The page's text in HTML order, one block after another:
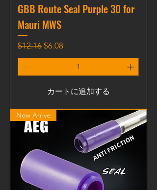
GBB Route Seal Purple 30 for
Mauri MWS
通常価格
$12.16 セール価格
$6.08
カートに追加する
New Arrive